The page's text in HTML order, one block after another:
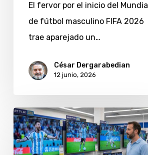
fútbol
2026?
El fervor por el inicio del Mundial
de fútbol masculino FIFA 2026
trae aparejado un…
César Dergarabedian
12 junio, 2026
¿OLED,
QLED
o